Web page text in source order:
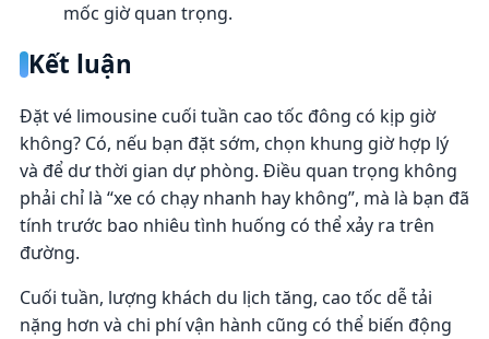
mốc giờ quan trọng.
Kết luận
Đặt vé limousine cuối tuần cao tốc đông có kịp giờ
không? Có, nếu bạn đặt sớm, chọn khung giờ hợp lý
và để dư thời gian dự phòng. Điều quan trọng không
phải chỉ là “xe có chạy nhanh hay không”, mà là bạn đã
tính trước bao nhiêu tình huống có thể xảy ra trên
đường.
Cuối tuần, lượng khách du lịch tăng, cao tốc dễ tải
nặng hơn và chi phí vận hành cũng có thể biến động